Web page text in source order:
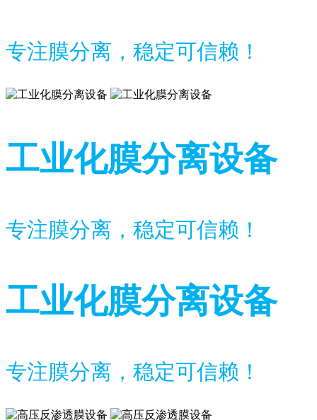
专注膜分离，稳定可信赖！
工业化膜分离设备
专注膜分离，稳定可信赖！
工业化膜分离设备
专注膜分离，稳定可信赖！